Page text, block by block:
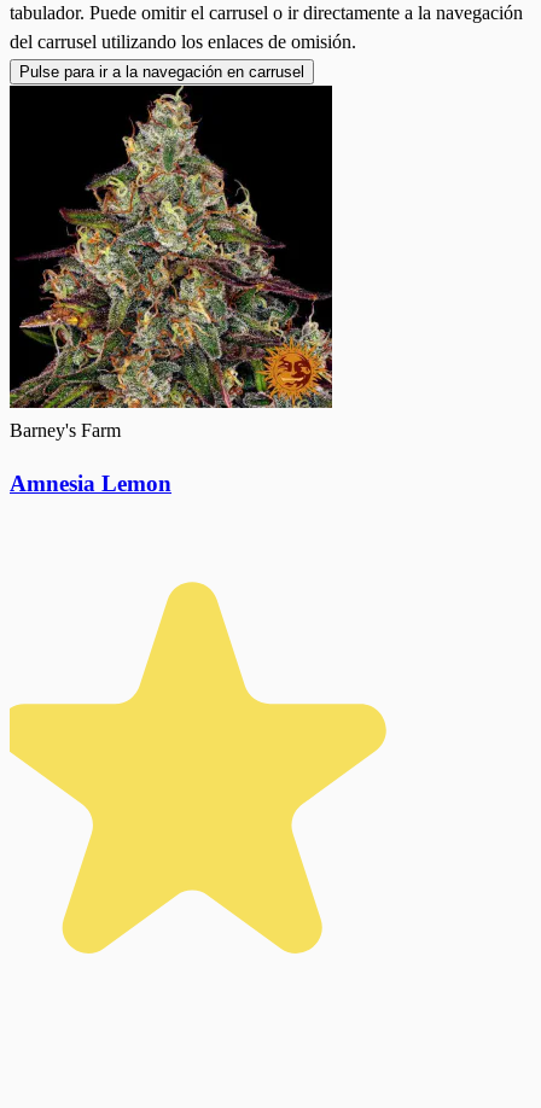
tabulador. Puede omitir el carrusel o ir directamente a la navegación
del carrusel utilizando los enlaces de omisión.
Pulse para ir a la navegación en carrusel
Barney's Farm
Amnesia Lemon